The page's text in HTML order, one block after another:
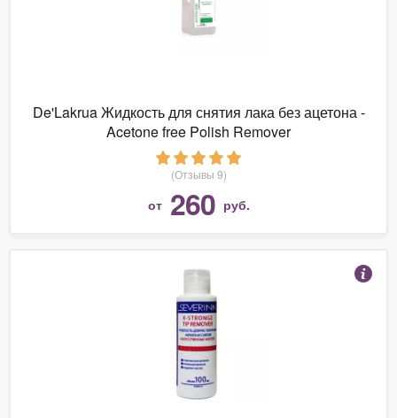
De'Lakrua Жидкость для снятия лака без ацетона -
Acetone free Polish Remover
(Отзывы 9)
от 260 руб.